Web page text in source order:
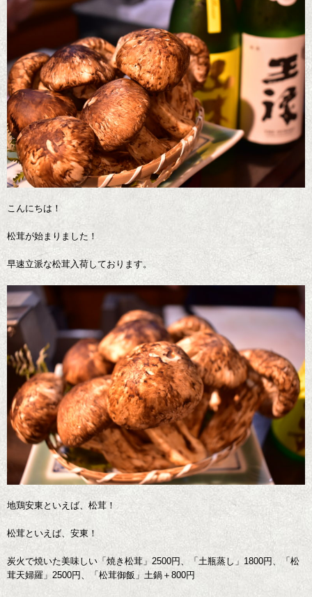
こんにちは！
松茸が始まりました！
早速立派な松茸入荷しております。
地鶏安東といえば、松茸！
松茸といえば、安東！
炭火で焼いた美味しい「焼き松茸」2500円、「土瓶蒸し」1800円、「松
茸天婦羅」2500円、「松茸御飯」土鍋＋800円